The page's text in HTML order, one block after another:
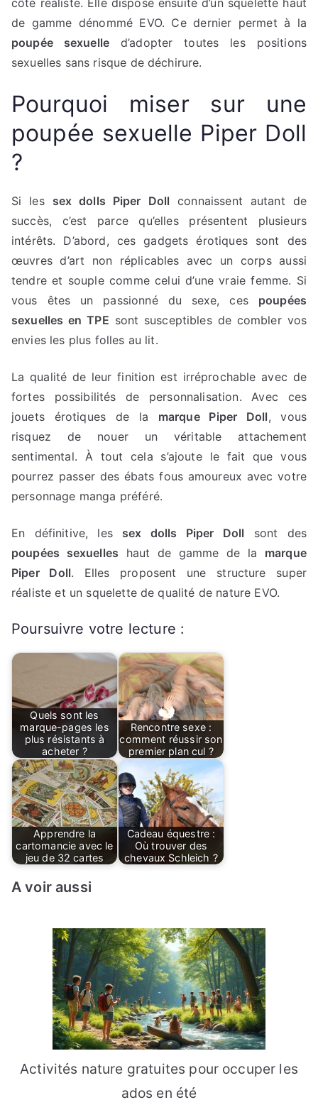
côté réaliste. Elle dispose ensuite d’un squelette haut
de gamme dénommé EVO. Ce dernier permet à la
poupée sexuelle d’adopter toutes les positions
sexuelles sans risque de déchirure.
Pourquoi miser sur une
poupée sexuelle Piper Doll
?
Si les sex dolls Piper Doll connaissent autant de
succès, c’est parce qu’elles présentent plusieurs
intérêts. D’abord, ces gadgets érotiques sont des
œuvres d’art non réplicables avec un corps aussi
tendre et souple comme celui d’une vraie femme. Si
vous êtes un passionné du sexe, ces poupées
sexuelles en TPE sont susceptibles de combler vos
envies les plus folles au lit.
La qualité de leur finition est irréprochable avec de
fortes possibilités de personnalisation. Avec ces
jouets érotiques de la marque Piper Doll, vous
risquez de nouer un véritable attachement
sentimental. À tout cela s’ajoute le fait que vous
pourrez passer des ébats fous amoureux avec votre
personnage manga préféré.
En définitive, les sex dolls Piper Doll sont des
poupées sexuelles haut de gamme de la marque
Piper Doll. Elles proposent une structure super
réaliste et un squelette de qualité de nature EVO.
Poursuivre votre lecture :
Quels sont les
marque-pages les
plus résistants à
acheter ?
Rencontre sexe :
comment réussir son
premier plan cul ?
Apprendre la
cartomancie avec le
jeu de 32 cartes
Cadeau équestre :
Où trouver des
chevaux Schleich ?
A voir aussi
Activités nature gratuites pour occuper les
ados en été